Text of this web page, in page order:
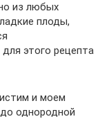
из любых
плоды,
этого рецепта
и моем
однородной